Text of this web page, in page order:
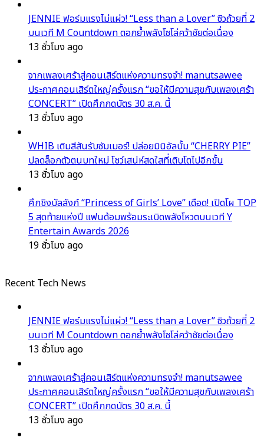
JENNIE ฟอร์มแรงไม่แผ่ว! “Less than a Lover” ซิวถ้วยที่ 2
บนเวที M Countdown ตอกย้ำพลังโซโล่คว้าชัยต่อเนื่อง
13 ชั่วโมง ago
จากเพลงเศร้าสู่คอนเสิร์ตแห่งความทรงจำ! manutsawee
ประกาศคอนเสิร์ตใหญ่ครั้งแรก “ขอให้มีความสุขกับเพลงเศร้า
CONCERT” เปิดศึกกดบัตร 30 ส.ค. นี้
13 ชั่วโมง ago
WHIB เติมสีสันรับซัมเมอร์! ปล่อยมินิอัลบั้ม “CHERRY PIE”
ปลดล็อกตัวตนบทใหม่ โชว์เสน่ห์สดใสที่เติบโตไปอีกขั้น
13 ชั่วโมง ago
ศึกชิงบัลลังก์ “Princess of Girls’ Love” เดือด! เปิดโผ TOP
5 สุดท้ายแห่งปี แฟนด้อมพร้อมระเบิดพลังโหวตบนเวที Y
Entertain Awards 2026
19 ชั่วโมง ago
Recent Tech News
JENNIE ฟอร์มแรงไม่แผ่ว! “Less than a Lover” ซิวถ้วยที่ 2
บนเวที M Countdown ตอกย้ำพลังโซโล่คว้าชัยต่อเนื่อง
13 ชั่วโมง ago
จากเพลงเศร้าสู่คอนเสิร์ตแห่งความทรงจำ! manutsawee
ประกาศคอนเสิร์ตใหญ่ครั้งแรก “ขอให้มีความสุขกับเพลงเศร้า
CONCERT” เปิดศึกกดบัตร 30 ส.ค. นี้
13 ชั่วโมง ago